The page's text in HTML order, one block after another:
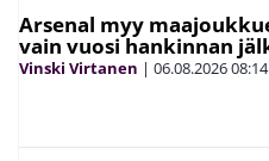
Arsenal myy
vain vuosi hankinnan
Vinski Virtanen | 06.08.202608:14